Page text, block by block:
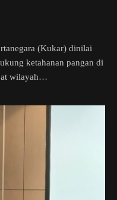
(Kukar) dinilai
ketahanan pangan di
wilayah…